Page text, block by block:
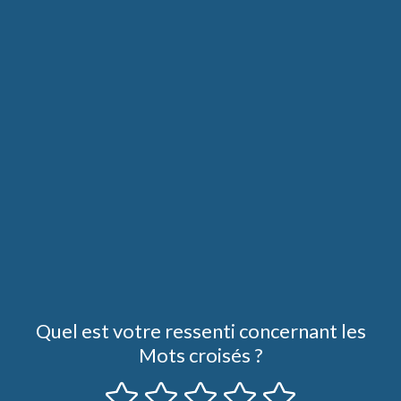
Quel est votre ressenti concernant les
Mots croisés ?